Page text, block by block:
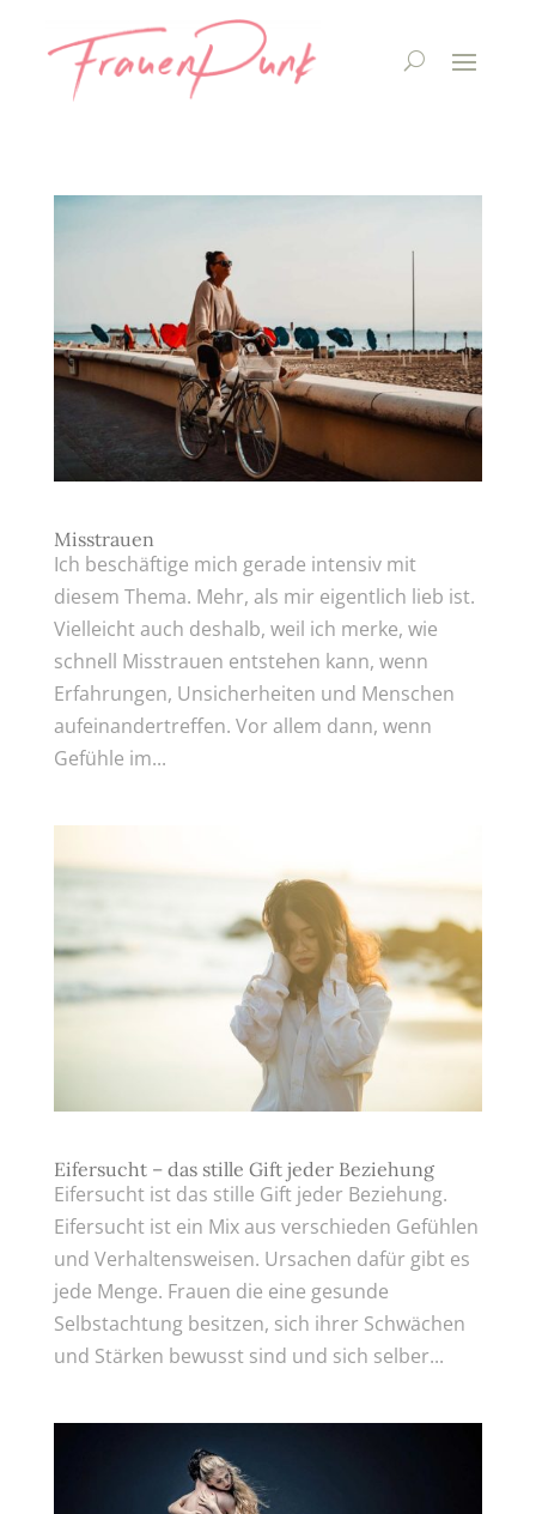
Misstrauen
Ich beschäftige mich gerade intensiv mit
diesem Thema. Mehr, als mir eigentlich lieb ist.
Vielleicht auch deshalb, weil ich merke, wie
schnell Misstrauen entstehen kann, wenn
Erfahrungen, Unsicherheiten und Menschen
aufeinandertreffen. Vor allem dann, wenn
Gefühle im...
Eifersucht – das stille Gift jeder Beziehung
Eifersucht ist das stille Gift jeder Beziehung.
Eifersucht ist ein Mix aus verschieden Gefühlen
und Verhaltensweisen. Ursachen dafür gibt es
jede Menge. Frauen die eine gesunde
Selbstachtung besitzen, sich ihrer Schwächen
und Stärken bewusst sind und sich selber...